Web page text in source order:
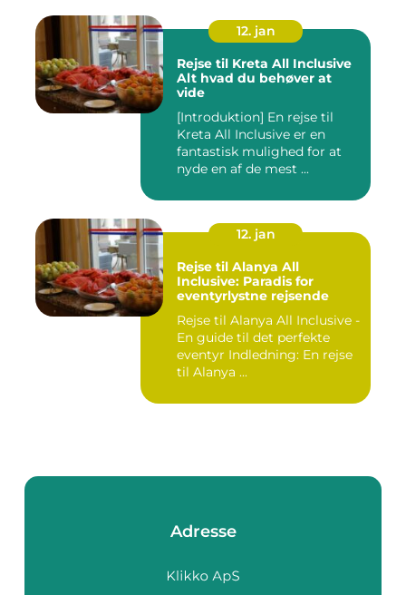
12. jan
Rejse til Kreta All Inclusive
Alt hvad du behøver at
vide
[Introduktion] En rejse til
Kreta All Inclusive er en
fantastisk mulighed for at
nyde en af de mest ...
12. jan
Rejse til Alanya All
Inclusive: Paradis for
eventyrlystne rejsende
Rejse til Alanya All Inclusive -
En guide til det perfekte
eventyr Indledning: En rejse
til Alanya ...
Adresse